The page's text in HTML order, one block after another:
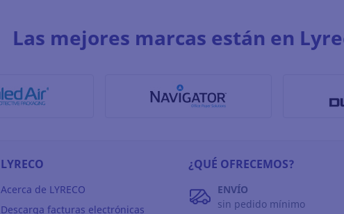
Las mejores marcas están en
LYRECO
Acerca de LYRECO
Descarga facturas electrónicas
¿QUÉ OFRECEMOS?
ENVÍO
sin pedido mínimo